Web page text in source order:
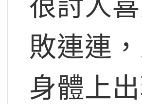
很討人
敗連連
身體上